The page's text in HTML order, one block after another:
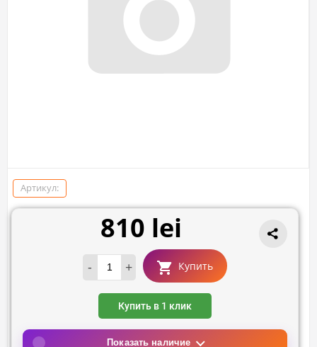
Артикул:
810 lei
- + Купить
Купить в 1 клик
Показать наличие